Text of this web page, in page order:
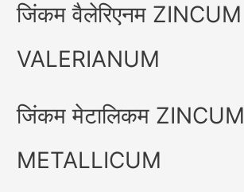
जिंकम वैलेरिएनम ZINCUM
VALERIANUM
जिंकम मेटालिकम ZINCUM
METALLICUM